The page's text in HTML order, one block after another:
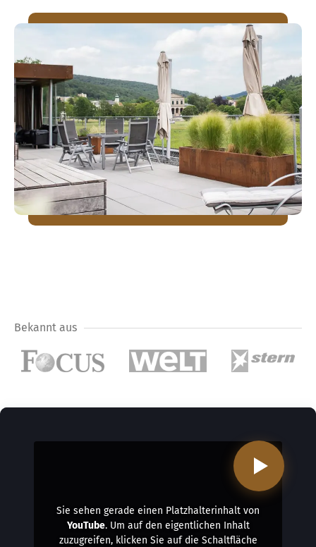
Bekannt aus
Sie sehen gerade einen Platzhalterinhalt von
YouTube. Um auf den eigentlichen Inhalt
zuzugreifen, klicken Sie auf die Schaltfläche